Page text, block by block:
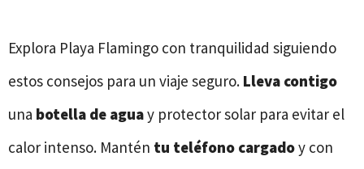
Explora Playa Flamingo con tranquilidad siguiendo
estos consejos para un viaje seguro. Lleva contigo
una botella de aguay protector solar para evitar el
calor intenso. Mantén tu teléfono cargadoy con